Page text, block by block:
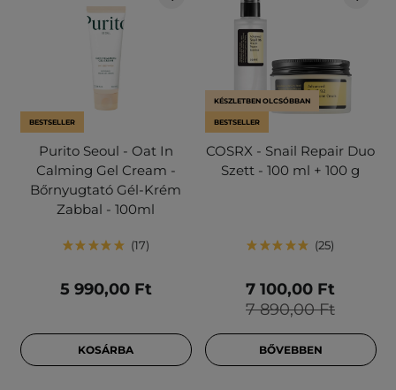
BESTSELLER
Purito Seoul - Oat In
Calming Gel Cream -
Bőrnyugtató Gél-Krém
Zabbal - 100ml
17
5 990,00 Ft
KOSÁRBA
KÉSZLETBEN OLCSÓBBAN
BESTSELLER
COSRX - Snail Repair Duo
Szett - 100 ml + 100 g
25
7 890,00 Ft
7 100,00 Ft
BŐVEBBEN